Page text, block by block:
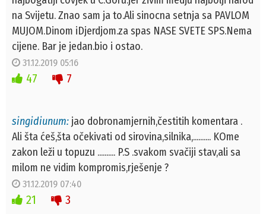
na Svijetu. Znao sam ja to.Ali sinocna setnja sa PAVLOM
MUJOM.Dinom iDjerdjom.za spas NASE SVETE SPS.Nema
cijene. Bar je jedan.bio i ostao.
31.12.2019 05:16
47 7
singidiunum: jao dobronamjernih,čestitih komentara .
Ali šta ćeš,šta očekivati od sirovina,silnika,.......... KOme
zakon leži u topuzu .......... P.S .svakom svačiji stav,ali sa
milom ne vidim kompromis,rješenje ?
31.12.2019 07:40
21 3